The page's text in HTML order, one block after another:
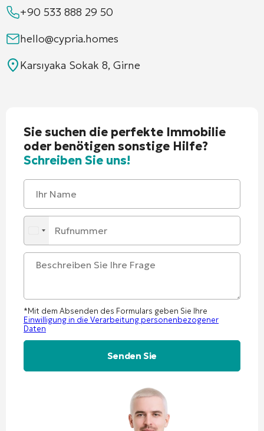
+90 533 888 29 50
hello@cypria.homes
Karsıyaka Sokak 8, Girne
Sie suchen die perfekte Immobilie
oder benötigen sonstige Hilfe?
Schreiben Sie uns!
*Mit dem Absenden des Formulars geben Sie Ihre
Einwilligung in die Verarbeitung personenbezogener
Daten